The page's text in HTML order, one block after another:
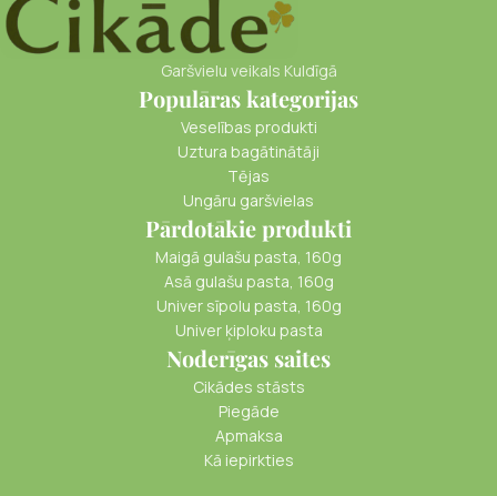
Garšvielu veikals Kuldīgā
Populāras kategorijas
Veselības produkti
Uztura bagātinātāji
Tējas
Ungāru garšvielas
Pārdotākie produkti
Maigā gulašu pasta, 160g
Asā gulašu pasta, 160g
Univer sīpolu pasta, 160g
Univer ķiploku pasta
Noderīgas saites
Cikādes stāsts
Piegāde
Apmaksa
Kā iepirkties